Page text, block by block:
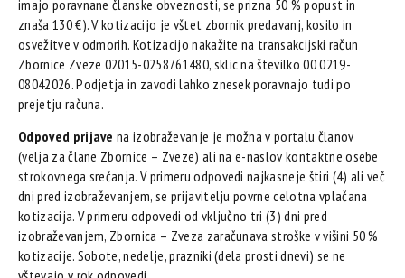
imajo poravnane članske obveznosti, se prizna 50 % popust in
znaša 130 €). V kotizacijo je vštet zbornik predavanj, kosilo in
osvežitve v odmorih. Kotizacijo nakažite na transakcijski račun
Zbornice Zveze 02015-0258761480, sklic na številko 00 0219-
08042026. Podjetja in zavodi lahko znesek poravnajo tudi po
prejetju računa.
Odpoved prijave na izobraževanje je možna v portalu članov
(velja za člane Zbornice – Zveze) ali na e-naslov kontaktne osebe
strokovnega srečanja. V primeru odpovedi najkasneje štiri (4) ali več
dni pred izobraževanjem, se prijavitelju povrne celotna vplačana
kotizacija. V primeru odpovedi od vključno tri (3) dni pred
izobraževanjem, Zbornica – Zveza zaračunava stroške v višini 50 %
kotizacije. Sobote, nedelje, prazniki (dela prosti dnevi) se ne